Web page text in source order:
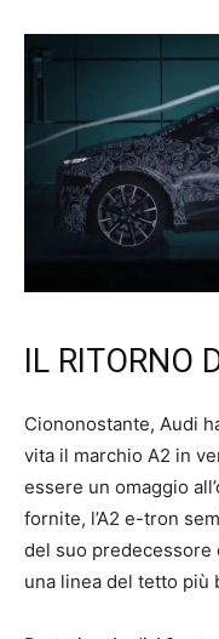
IL RITORNO
Ciononostante, Audi
vita il marchio A2 in
essere un omaggio
fornite, l’A2 e-tron
del suo predecessore
una linea del tetto più